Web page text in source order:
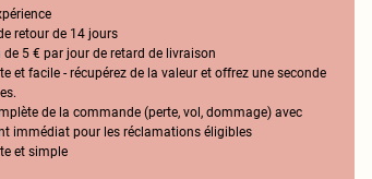
retour de 14 jours
de 5 € par jour de retard de livraison
et facile - récupérez de la valeur et offrez une seconde
de la commande (perte, vol, dommage) avec
immédiat pour les réclamations éligibles
et simple